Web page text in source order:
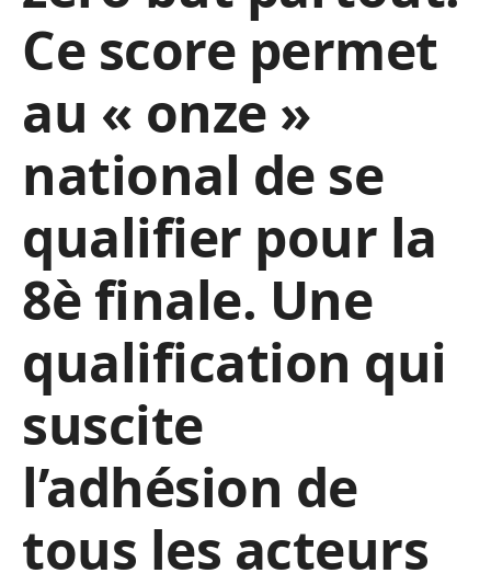
Ce score permet
au « onze »
national de se
qualifier pour la
8è finale. Une
qualification qui
suscite
l’adhésion de
tous les acteurs